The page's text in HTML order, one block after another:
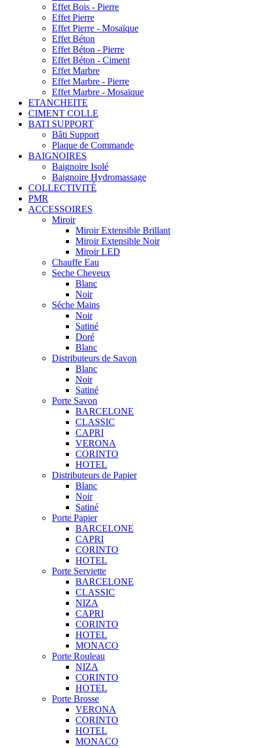
Effet Bois - Pierre
Effet Pierre
Effet Pierre - Mosaïque
Effet Béton
Effet Béton - Pierre
Effet Béton - Ciment
Effet Marbre
Effet Marbre - Pierre
Effet Marbre - Mosaïque
ETANCHEITE
CIMENT COLLE
BATI SUPPORT
Bâti Support
Plaque de Commande
BAIGNOIRES
Baignoire Isolé
Baignoire Hydromassage
COLLECTIVITÉ
PMR
ACCESSOIRES
Miroir
Miroir Extensible Brillant
Miroir Extensible Noir
Miroir LED
Chauffe Eau
Seche Cheveux
Blanc
Noir
Séche Mains
Noir
Satiné
Doré
Blanc
Distributeurs de Savon
Blanc
Noir
Satiné
Porte Savon
BARCELONE
CLASSIC
CAPRI
VERONA
CORINTO
HOTEL
Distributeurs de Papier
Blanc
Noir
Satiné
Porte Papier
BARCELONE
CAPRI
CORINTO
HOTEL
Porte Serviette
BARCELONE
CLASSIC
NIZA
CAPRI
CORINTO
HOTEL
MONACO
Porte Rouleau
NIZA
CORINTO
HOTEL
Porte Brosse
VERONA
CORINTO
HOTEL
MONACO